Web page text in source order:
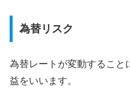
為替リスク
為替レートが変動すること
益をいいます。